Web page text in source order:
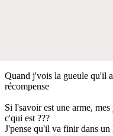
Quand j'vois la gueule qu'il
récompense
Si l'savoir est une arme,
c'qui est ???
J'pense qu'il va finir dans un